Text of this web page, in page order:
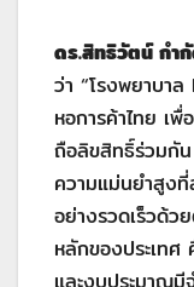
ดร.สิทธิวัตน์ กำ
ว่า “โรงพยาบา
หอการค้าไทย เ
ถือลิขสิทธิ์ร่วมกั
ความแม่นยำสูงที่
อย่างรวดเร็วด้ว
หลักของประเท